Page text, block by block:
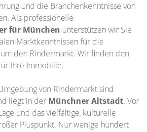
und die Branchenkenntnisse von
Als professionelle
für München unterstützen wir Sie
Marktkenntnissen für die
den Rindermarkt. Wir finden den
Ihre Immobilie.
von Rindermarkt sind
liegt in der Münchner Altstadt. Vor
und das vielfältige, kulturelle
Pluspunkt. Nur wenige hundert